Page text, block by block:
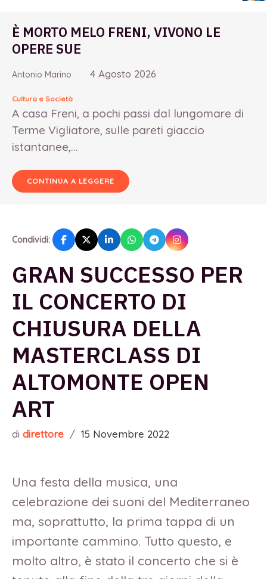
È MORTO MELO FRENI, VIVONO LE
OPERE SUE
Antonio Marino 4 Agosto 2026
Cultura e Società
A casa Freni, a pochi passi dal lungomare di
Terme Vigliatore, sulle pareti giaccio
istantanee,...
CONTINUA A LEGGERE
Condividi:
GRAN SUCCESSO PER
IL CONCERTO DI
CHIUSURA DELLA
MASTERCLASS DI
ALTOMONTE OPEN
ART
di direttore / 15 Novembre 2022
Una festa della musica, una
celebrazione dei suoni del Mediterraneo
ma, soprattutto, la prima tappa di un
importante cammino. Tutto questo, e
molto altro, è stato il concerto che si è